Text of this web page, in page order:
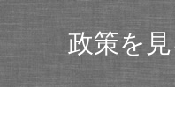
政策を